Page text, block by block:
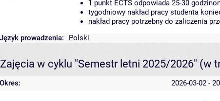
1 punkt ECTS odpowiada 25-30
tygodniowy nakład pracy studenta
nakład pracy potrzebny do zaliczenia
Język prowadzenia:
Polski
Zajęcia w cyklu "Semestr letni 2025/2026" (w
Okres: 2026-03-02 -